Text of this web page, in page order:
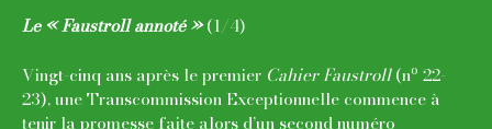
Le « Faustroll annoté » (1/4)
Vingt-cinq ans après le premier Cahier Faustroll(no 22-
23), une Transcommission Exceptionnelle commence à
tenir la promesse faite alors d’un second numéro